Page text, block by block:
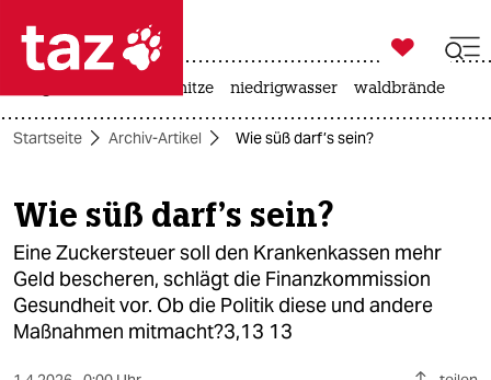
 taz zahl ich
taz zahl ich
themen
politik
öko
gesellschaft

taz zahl ich
hitze niedrigwasser waldbrände
Startseite Archiv-Artikel Wie süß darf’s sein?
Wie süß darf’s sein?
Eine Zuckersteuer soll den Krankenkassen mehr
Geld bescheren, schlägt die Finanzkommission
Gesundheit vor. Ob die Politik diese und andere
Maßnahmen mitmacht?3,13 13